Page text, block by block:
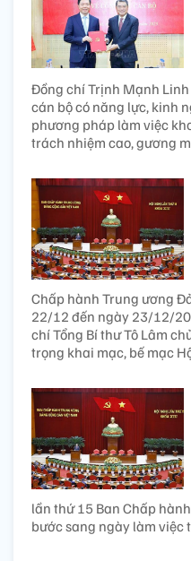
Đồng chí Trịnh Mạnh
cán bộ có năng lực, kinh
phương pháp làm việc
trách nhiệm cao, gương
Chấp hành Trung ương
22/12 đến ngày 23/12/
chí Tổng Bí thư Tô Lâm
trọng khai mạc, bế mạc
lần thứ 15 Ban Chấp
bước sang ngày làm việc